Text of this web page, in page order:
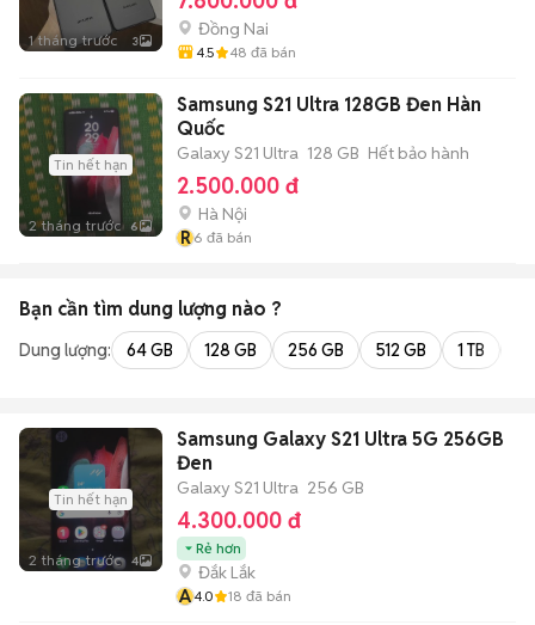
1 tháng trước 3
Đồng Nai
4.5 48 đã bán
Tin hết hạn
2 tháng trước 6
Samsung S21 Ultra 128GB Đen Hàn
Quốc
Galaxy S21 Ultra 128 GB Hết bảo hành
2.500.000 đ
Hà Nội
R6 đã bán
Bạn cần tìm dung lượng nào ?
Dung lượng: 64 GB 128 GB 256 GB 512 GB 1 TB
Tin hết hạn
2 tháng trước 4
Samsung Galaxy S21 Ultra 5G 256GB
Đen
Galaxy S21 Ultra 256 GB
4.300.000 đ
Rẻ hơn
Đắk Lắk
A4.0 18 đã bán